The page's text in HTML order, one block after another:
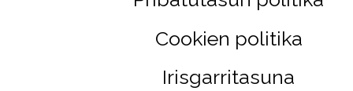
Cookien politika
Irisgarritasuna